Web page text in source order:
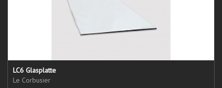
LC6 Glasplatte
Le Corbusier